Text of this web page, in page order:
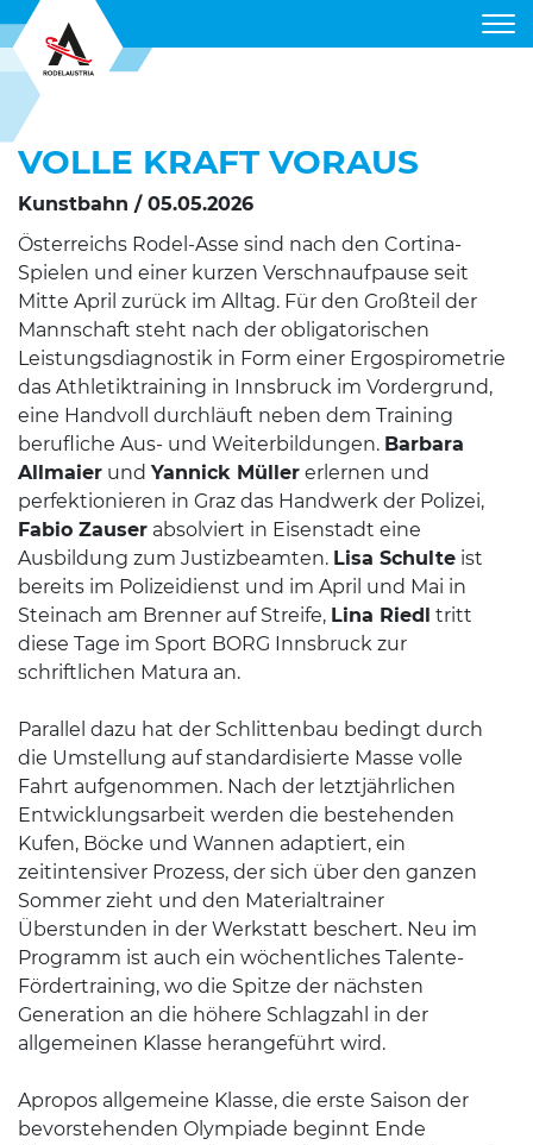
RODELVERBAND
KUNSTBAHN
ALPIN RODELN
TERMINE
RODELGUIDE
DIENSTLEISTUNGEN
PARTNER
VOLLE KRAFT VORAUS
Kunstbahn / 05.05.2026
Österreichs Rodel-Asse sind nach den Cortina-
Spielen und einer kurzen Verschnaufpause seit
Mitte April zurück im Alltag. Für den Großteil der
Mannschaft steht nach der obligatorischen
Leistungsdiagnostik in Form einer Ergospirometrie
das Athletiktraining in Innsbruck im Vordergrund,
eine Handvoll durchläuft neben dem Training
berufliche Aus- und Weiterbildungen. Barbara
Allmaier und Yannick Müller erlernen und
perfektionieren in Graz das Handwerk der Polizei,
Fabio Zauser absolviert in Eisenstadt eine
Ausbildung zum Justizbeamten. Lisa Schulte ist
bereits im Polizeidienst und im April und Mai in
Steinach am Brenner auf Streife, Lina Riedl tritt
diese Tage im Sport BORG Innsbruck zur
schriftlichen Matura an.
Parallel dazu hat der Schlittenbau bedingt durch
die Umstellung auf standardisierte Masse volle
Fahrt aufgenommen. Nach der letztjährlichen
Entwicklungsarbeit werden die bestehenden
Kufen, Böcke und Wannen adaptiert, ein
zeitintensiver Prozess, der sich über den ganzen
Sommer zieht und den Materialtrainer
Überstunden in der Werkstatt beschert. Neu im
Programm ist auch ein wöchentliches Talente-
Fördertraining, wo die Spitze der nächsten
Generation an die höhere Schlagzahl in der
allgemeinen Klasse herangeführt wird.
Apropos allgemeine Klasse, die erste Saison der
bevorstehenden Olympiade beginnt Ende